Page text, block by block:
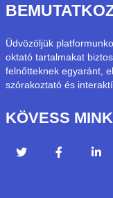
Üdvözöljük
oktató tartalmakat
felnőtteknek egyaránt,
szórakoztató és
KÖVESS